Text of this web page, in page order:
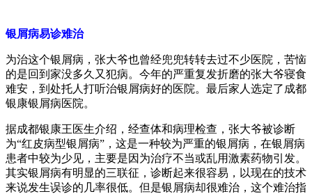
银屑病易诊难治
为治这个银屑病，张大爷也曾经兜兜转转去过不少医院，苦恼
的是回到家没多久又犯病。今年的严重复发折磨的张大爷寝食
难安，到处托人打听治银屑病好的医院。最后家人选定了成都
银康银屑病医院。
据成都银康王医生介绍，经查体和病理检查，张大爷被诊断
为“红皮病型银屑病”，这是一种较为严重的银屑病，在银屑病
患者中较为少见，主要是因为治疗不当或乱用激素药物引发。
其实银屑病有明显的三联征，诊断起来很容易，以现在的技术
来说发生误诊的几率很低。但是银屑病却很难治，这个难治指